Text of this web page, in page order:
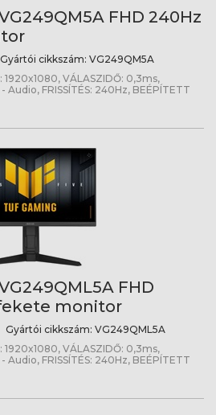
FHD 240Hz
Gyártói cikkszám: VG249QM5A
1920x1080, VÁLASZIDŐ: 0,3ms,
Audio, FRISSÍTÉS: 240Hz, BEÉPÍTETT
FHD
monitor
Gyártói cikkszám: VG249QML5A
1920x1080, VÁLASZIDŐ: 0,3ms,
Audio, FRISSÍTÉS: 240Hz, BEÉPÍTETT